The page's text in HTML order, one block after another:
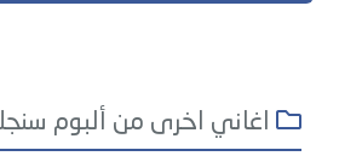
اغاني اخرى من ألبوم